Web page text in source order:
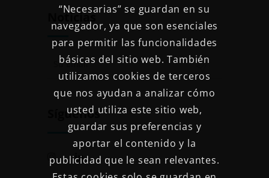
Noticias
Síguenos
“Necesarias” se guardan en su
navegador, ya que son esenciales
para permitir las funcionalidades
básicas del sitio web. También
utilizamos cookies de terceros
que nos ayudan a analizar cómo
usted utiliza este sitio web,
guardar sus preferencias y
aportar el contenido y la
publicidad que le sean relevantes.